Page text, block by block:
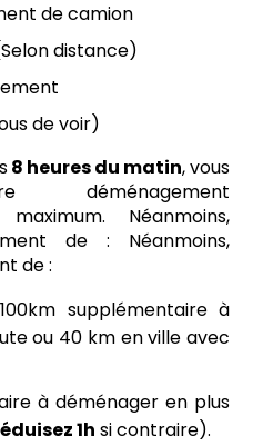
de camion
distance)
de voir)
8 heures du matin, vous
déménagement
Néanmoins,
de : Néanmoins,
de :
supplémentaire à
ou 40 km en ville avec
à déménager en plus
1h si contraire).